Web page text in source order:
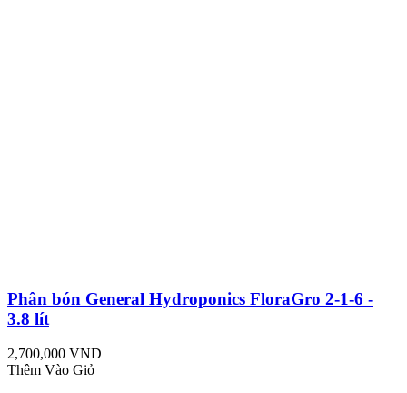
Phân bón General Hydroponics FloraGro 2-1-6 -
3.8 lít
2,700,000 VND
Thêm Vào Giỏ